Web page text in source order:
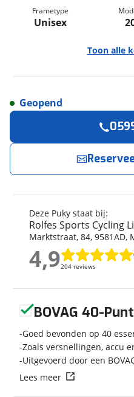
Frametype
Unisex
Toon alle
Modeljaar
Wielmaat
Nieuw of occasion
Transmissie
Aantal versnellingen
Framemateriaal
Kleur
Fabriekskleur
Deze Puky staat bij:
Rolfes Sports Cycling
Marktstraat, 84, 9581AD,
4,9204 reviews
4,9
Geopend
Reserveernu!
Rolfes Sports Cycling
contact met je op.
Naam
E-mailadres
Telefoonnummer
Vraag mijn
BOVAG 40-
Goed bevonden op 40
Zoals versnellingen, accu
Uitgevoerd door een
Lees meer